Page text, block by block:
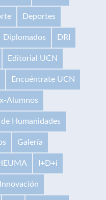
Deportes
Diplomados DRI
Editorial UCN
Encuéntrate UCN
Alumnos
Humanidades
Galería
I+D+i
Innovación